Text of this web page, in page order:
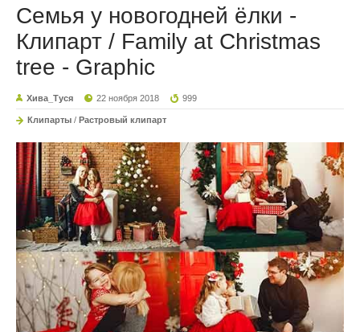
Семья у новогодней ёлки -
Клипарт / Family at Christmas
tree - Graphic
Хива_Туся 22 ноября 2018 999
Клипарты / Растровый клипарт